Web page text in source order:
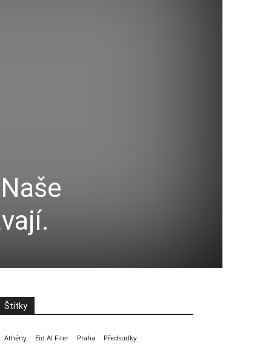
Štítky
Athény Eid Al Fiter Praha Předsudky